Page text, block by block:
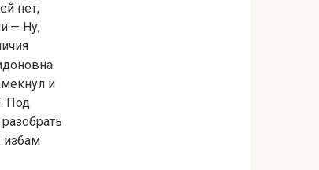
нет,
Ну,
и
Под
избам